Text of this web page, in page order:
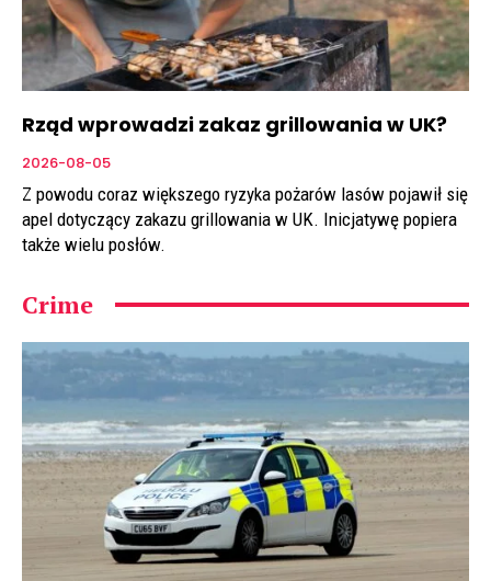
Rząd wprowadzi zakaz grillowania w UK?
2026-08-05
Z powodu coraz większego ryzyka pożarów lasów pojawił się
apel dotyczący zakazu grillowania w UK. Inicjatywę popiera
także wielu posłów.
Crime